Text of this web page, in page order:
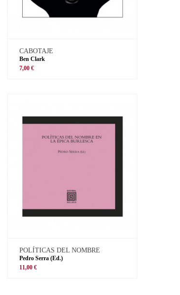
CABOTAJE
Ben Clark
7,00 €
POLÍTICAS DEL NOMBRE
Pedro Serra (Ed.)
11,00 €